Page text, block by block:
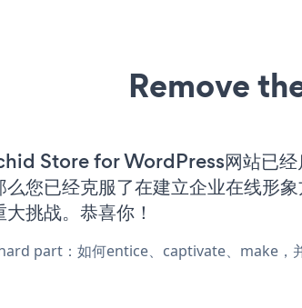
Remove
Store for WordPress网站已经
您已经克服了在建立企业在线形
挑战。恭喜你！
part：如何entice、captivate、make，